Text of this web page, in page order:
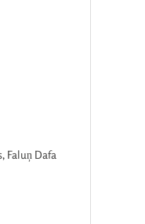
Faluņ Dafa